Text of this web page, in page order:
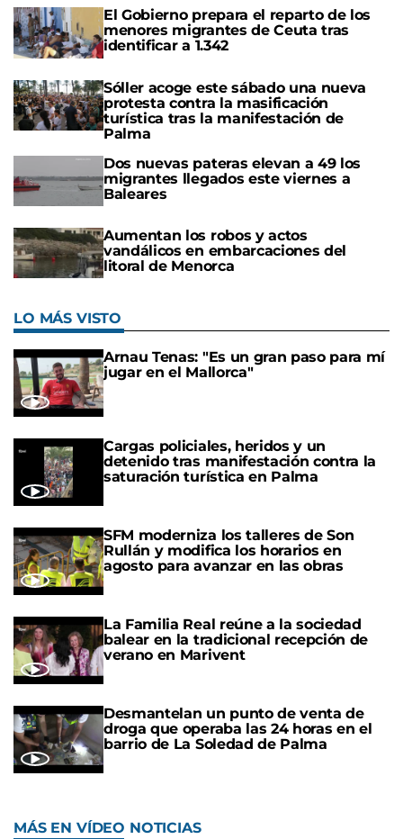
El Gobierno prepara el reparto de los
menores migrantes de Ceuta tras
identificar a 1.342
Sóller acoge este sábado una nueva
protesta contra la masificación
turística tras la manifestación de
Palma
Dos nuevas pateras elevan a 49 los
migrantes llegados este viernes a
Baleares
Aumentan los robos y actos
vandálicos en embarcaciones del
litoral de Menorca
LO MÁS VISTO
Arnau Tenas: "Es un gran paso para mí
jugar en el Mallorca"
Cargas policiales, heridos y un
detenido tras manifestación contra la
saturación turística en Palma
SFM moderniza los talleres de Son
Rullán y modifica los horarios en
agosto para avanzar en las obras
La Familia Real reúne a la sociedad
balear en la tradicional recepción de
verano en Marivent
Desmantelan un punto de venta de
droga que operaba las 24 horas en el
barrio de La Soledad de Palma
MÁS EN VÍDEO NOTICIAS